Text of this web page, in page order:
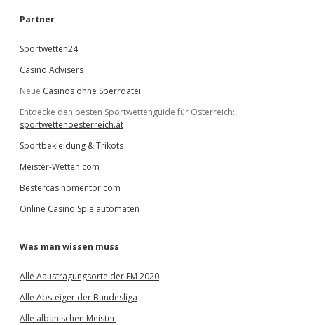
e
Partner
Sportwetten24
Casino Advisers
Neue Casinos ohne Sperrdatei
Entdecke den besten Sportwettenguide für Österreich:
sportwettenoesterreich.at
Sportbekleidung & Trikots
Meister-Wetten.com
Bestercasinomentor.com
Online Casino Spielautomaten
Was man wissen muss
Alle Aaustragungsorte der EM 2020
Alle Absteiger der Bundesliga
Alle albanischen Meister